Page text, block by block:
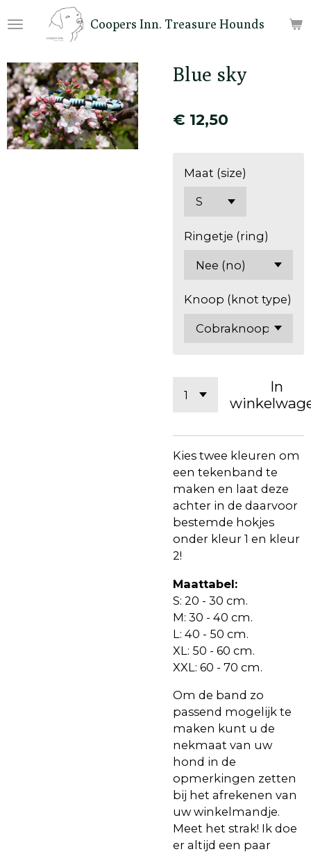
direct
de
hoofdinhoud
Coopers Inn. Treasure Hounds
Blue sky
€ 12,50
Maat (size)
Ringetje (ring)
Knoop (knot type)
In
Kies twee kleuren om
een tekenband te
maken en laat deze
achter in de daarvoor
bestemde hokjes
onder kleur 1 en kleur
2!
Maattabel:
S: 20 - 30 cm.
M: 30 - 40 cm.
L: 40 - 50 cm.
XL: 50 - 60 cm.
XXL: 60 - 70 cm.
Om de band zo
passend mogelijk te
maken kunt u de
nekmaat van uw
hond in de
opmerkingen zetten
bij het afrekenen van
uw winkelmandje.
Meet het strak! Ik doe
er altijd een paar